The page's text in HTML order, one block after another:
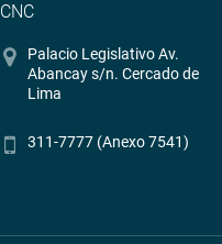
CNC
Palacio Legislativo Av.
Abancay s/n. Cercado de
Lima
311-7777 (Anexo 7541)